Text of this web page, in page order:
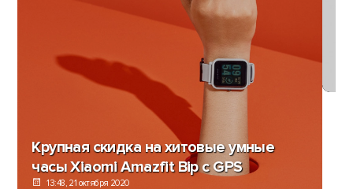
Крупная скидка на хитовые умные
часы Xiaomi Amazfit Bip с GPS
13:48, 21 октября 2020